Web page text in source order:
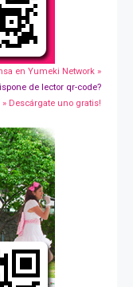
en Yumeki Network »
de lector qr-code?
» Descárgate uno gratis!